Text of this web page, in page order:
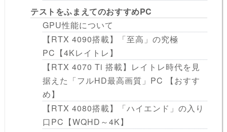
テストをふまえてのおすすめPC
GPU性能について
【RTX 4090搭載】「至高」の究極
PC【4Kレイトレ】
【RTX 4070 Ti 搭載】レイトレ時代を見
据えた「フルHD最高画質」PC 【おすす
め】
【RTX 4080搭載】「ハイエンド」の入り
口PC【WQHD～4K】